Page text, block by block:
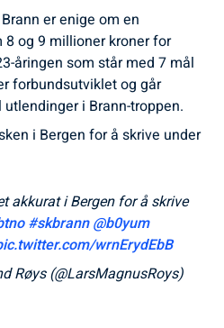
er enige om en
og 9 millioner kroner for
åringen som står med 7 mål
forbundsutviklet og går
i Brann-troppen.
i Bergen for å skrive under
akkurat i Bergen for å skrive
#skbrann@b0yum
wrnErydEbB
Røys (@LarsMagnusRoys)